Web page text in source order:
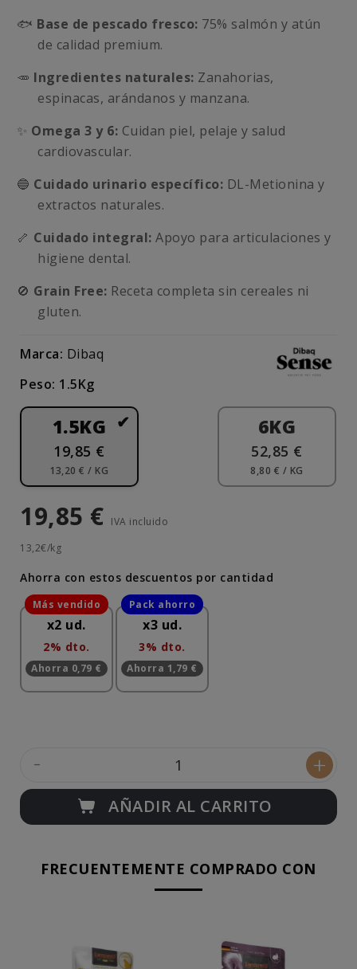
🐟 Base de pescado fresco: 75% salmón y atún
de calidad premium.
🥕 Ingredientes naturales: Zanahorias,
espinacas, arándanos y manzana.
✨ Omega 3 y 6: Cuidan piel, pelaje y salud
cardiovascular.
🔵 Cuidado urinario específico: DL-Metionina y
extractos naturales.
🦴 Cuidado integral: Apoyo para articulaciones y
higiene dental.
🚫 Grain Free: Receta completa sin cereales ni
gluten.
Marca: Dibaq
Peso: 1.5Kg
1.5KG
19,85 €
13,20 € / KG
6KG
52,85 €
8,80 € / KG
19,85 € IVA incluido
13,2€/kg
Ahorra con estos descuentos por cantidad
x2 ud.
2% dto.
Ahorra 0,79 €
x3 ud.
3% dto.
Ahorra 1,79 €
- +
AÑADIR AL CARRITO
FRECUENTEMENTE COMPRADO CON